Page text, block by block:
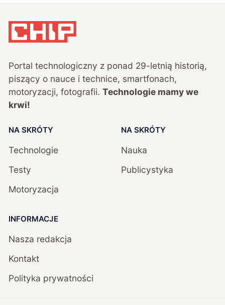
Portal technologiczny z ponad 29-letnią historią,
piszący o nauce i technice, smartfonach,
motoryzacji, fotografii. Technologie mamy we
krwi!
NA SKRÓTY
Technologie
Testy
Motoryzacja
NA SKRÓTY
Nauka
Publicystyka
INFORMACJE
Nasza redakcja
Kontakt
Polityka prywatności